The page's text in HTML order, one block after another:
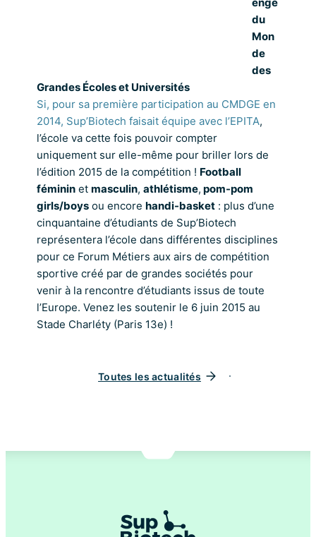
du
Mon
de
des
Grandes Écoles et Universités
Si, pour sa première participation au CMDGE en
2014, Sup’Biotech faisait équipe avec l’EPITA,
l’école va cette fois pouvoir compter
uniquement sur elle-même pour briller lors de
l’édition 2015 de la compétition ! Football
féminin et masculin, athlétisme, pom-pom
girls/boys ou encore handi-basket : plus d’une
cinquantaine d’étudiants de Sup’Biotech
représentera l’école dans différentes disciplines
pour ce Forum Métiers aux airs de compétition
sportive créé par de grandes sociétés pour
venir à la rencontre d’étudiants issus de toute
l’Europe. Venez les soutenir le 6 juin 2015 au
Stade Charléty (Paris 13e) !
Toutes les actualités